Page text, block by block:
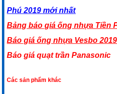
Phú 2019 mới nhất
Bảng báo giá ống nhựa Tiền
Báo giá ống nhựa Vesbo 2019
Báo giá quạt trần Panasonic
Các sản phẩm khác